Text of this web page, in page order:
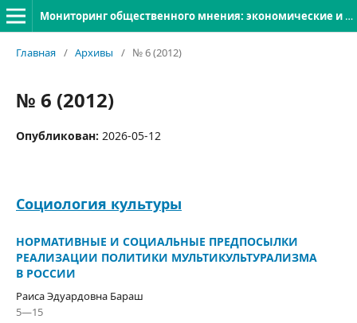
Мониторинг общественного мнения: экономические и социальные перемены
Главная / Архивы / № 6 (2012)
№ 6 (2012)
Опубликован: 2026-05-12
Социология культуры
НОРМАТИВНЫЕ И СОЦИАЛЬНЫЕ ПРЕДПОСЫЛКИ
РЕАЛИЗАЦИИ ПОЛИТИКИ МУЛЬТИКУЛЬТУРАЛИЗМА
В РОССИИ
Раиса Эдуардовна Бараш
5—15